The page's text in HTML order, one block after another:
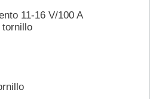
11-16 V/100 A
tornillo